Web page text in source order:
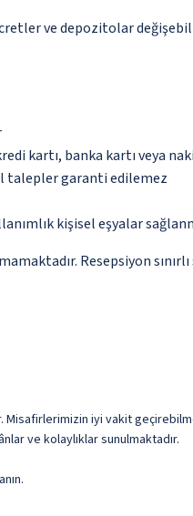
ve depozitolar
kartı, banka kartı veya
talepler garanti edilemez
kişisel eşyalar
Resepsiyon
iyi vakit
ve kolaylıklar sunulmaktadır.